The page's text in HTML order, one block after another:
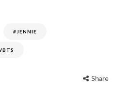
#JENNIE
Share